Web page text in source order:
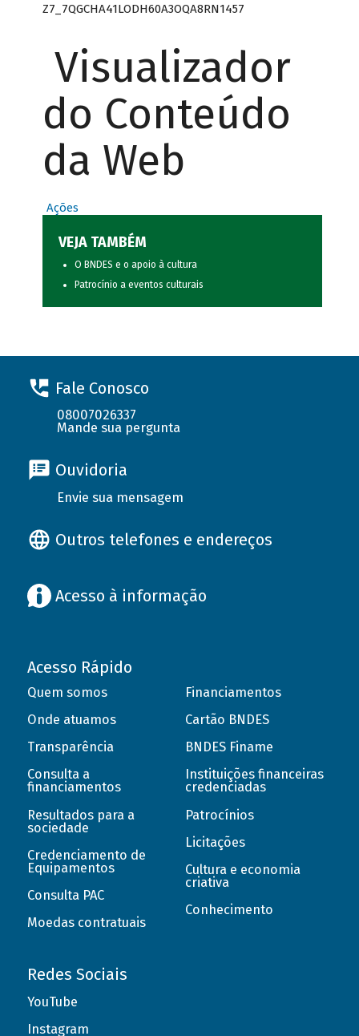
Z7_7QGCHA41LODH60A3OQA8RN1457
Visualizador
do Conteúdo
da Web
Ações
VEJA TAMBÉM
O BNDES e o apoio à cultura
Patrocínio a eventos culturais
Fale Conosco
08007026337
Mande sua pergunta
Ouvidoria
Envie sua mensagem
Outros telefones e endereços
Acesso à informação
Acesso Rápido
Quem somos
Onde atuamos
Transparência
Consulta a
financiamentos
Resultados para a
sociedade
Credenciamento de
Equipamentos
Consulta PAC
Moedas contratuais
Financiamentos
Cartão BNDES
BNDES Finame
Instituições financeiras
credenciadas
Patrocínios
Licitações
Cultura e economia
criativa
Conhecimento
Redes Sociais
YouTube
Instagram